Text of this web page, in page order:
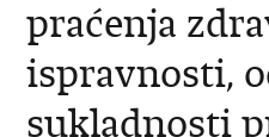
praćenja
ispravnosti,
sukladnosti